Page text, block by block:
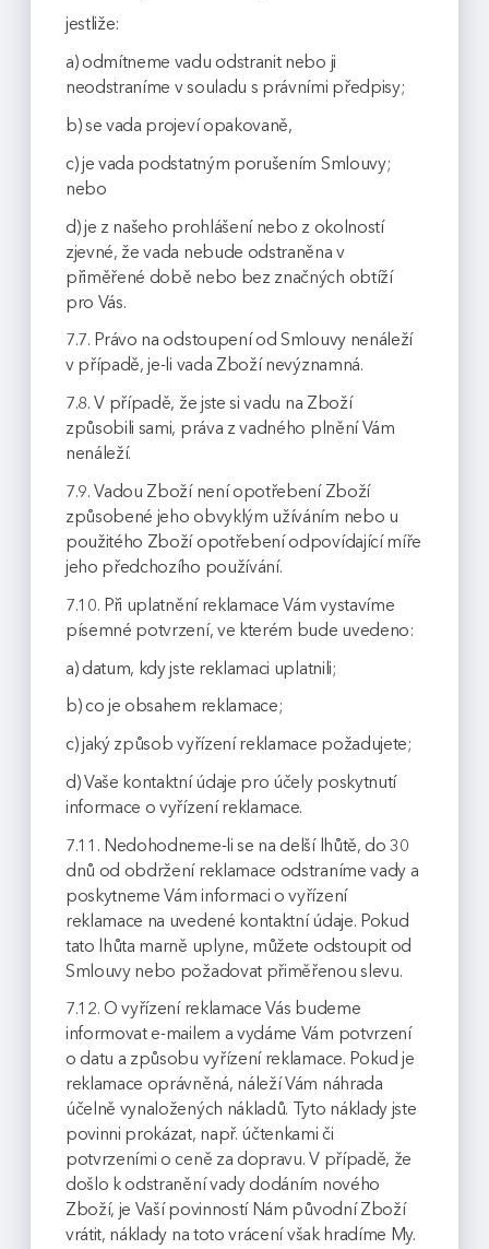
jestliže:
a) odmítneme vadu odstranit nebo ji
neodstraníme v souladu s právními předpisy;
b) se vada projeví opakovaně,
c) je vada podstatným porušením Smlouvy;
nebo
d) je z našeho prohlášení nebo z okolností
zjevné, že vada nebude odstraněna v
přiměřené době nebo bez značných obtíží
pro Vás.
7.7. Právo na odstoupení od Smlouvy nenáleží
v případě, je-li vada Zboží nevýznamná.
7.8. V případě, že jste si vadu na Zboží
způsobili sami, práva z vadného plnění Vám
nenáleží.
7.9. Vadou Zboží není opotřebení Zboží
způsobené jeho obvyklým užíváním nebo u
použitého Zboží opotřebení odpovídající míře
jeho předchozího používání.
7.10. Při uplatnění reklamace Vám vystavíme
písemné potvrzení, ve kterém bude uvedeno:
a) datum, kdy jste reklamaci uplatnili;
b) co je obsahem reklamace;
c) jaký způsob vyřízení reklamace požadujete;
d) Vaše kontaktní údaje pro účely poskytnutí
informace o vyřízení reklamace.
7.11. Nedohodneme-li se na delší lhůtě, do 30
dnů od obdržení reklamace odstraníme vady a
poskytneme Vám informaci o vyřízení
reklamace na uvedené kontaktní údaje. Pokud
tato lhůta marně uplyne, můžete odstoupit od
Smlouvy nebo požadovat přiměřenou slevu.
7.12. O vyřízení reklamace Vás budeme
informovat e-mailem a vydáme Vám potvrzení
o datu a způsobu vyřízení reklamace. Pokud je
reklamace oprávněná, náleží Vám náhrada
účelně vynaložených nákladů. Tyto náklady jste
povinni prokázat, např. účtenkami či
potvrzeními o ceně za dopravu. V případě, že
došlo k odstranění vady dodáním nového
Zboží, je Vaší povinností Nám původní Zboží
vrátit, náklady na toto vrácení však hradíme My.